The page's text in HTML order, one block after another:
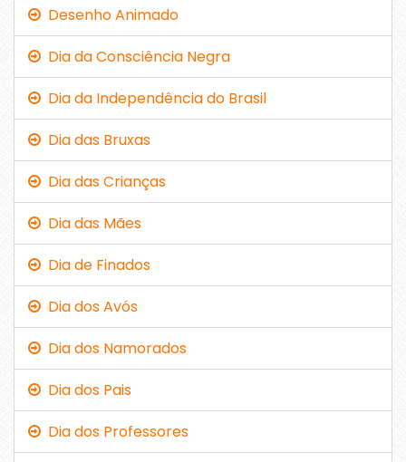
Desenho Animado
Dia da Consciência Negra
Dia da Independência do Brasil
Dia das Bruxas
Dia das Crianças
Dia das Mães
Dia de Finados
Dia dos Avós
Dia dos Namorados
Dia dos Pais
Dia dos Professores